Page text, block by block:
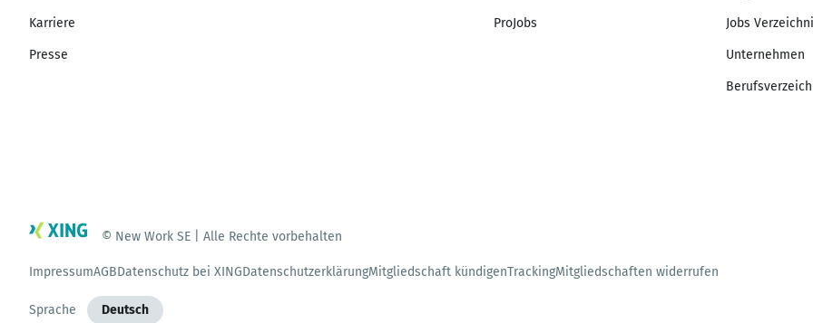
Karriere
Presse
ProJobs Jobs
Unternehmen
© New Work SE | Alle Rechte vorbehalten
ImpressumAGBDatenschutz bei XINGDatenschutzerklärungMitgliedschaft kündigenTrackingMitgliedschaften widerrufen
Sprache Deutsch